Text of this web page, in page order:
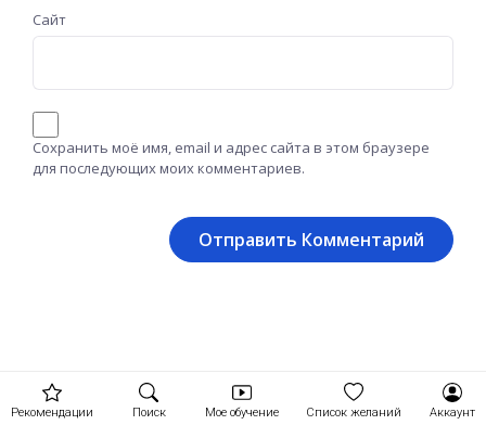
Сайт
Сохранить моё имя, email и адрес сайта в этом браузере
для последующих моих комментариев.
Рекомендации Поиск Мое обучение Список желаний Аккаунт